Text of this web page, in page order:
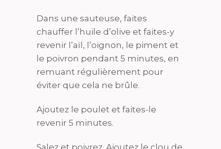
Dans une sauteuse, faites
chauffer l’huile d’olive et faites-y
revenir l’aïl, l’oignon, le piment et
le poivron pendant 5 minutes, en
remuant régulièrement pour
éviter que cela ne brûle.
Ajoutez le poulet et faites-le
revenir 5 minutes.
Salez et poivrez. Ajoutez le clou de